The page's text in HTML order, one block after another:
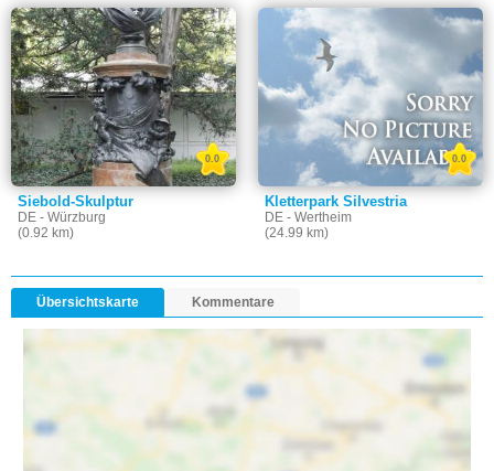
Siebold-Skulptur
DE - Würzburg
(0.92 km)
0.0
Kletterpark Silvestria
DE - Wertheim
(24.99 km)
0.0
Übersichtskarte Kommentare